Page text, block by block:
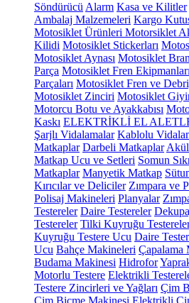
Söndürücü Alarm Kasa ve Kilitler
Ambalaj Malzemeleri Kargo
Motosiklet Ürünleri Motorsiklet
Kilidi Motosiklet Stickerları
Motosiklet Aynası Motosiklet
Parça Motosiklet Fren Ekipmanları
Parçaları Motosiklet Fren ve
Motosiklet Zinciri Motosiklet
Motorcu Botu ve Ayakkabısı
Kaskı ELEKTRİKLİ EL
Şarjlı Vidalamalar Kablolu
Matkaplar Darbeli Matkaplar
Matkap Ucu ve Setleri Somun
Matkaplar Manyetik Matkap
Kırıcılar ve Deliciler Zımpara ve
Polisaj Makineleri Planyalar
Testereler Daire Testereler
Testereler Tilki Kuyruğu
Kuyruğu Testere Ucu Daire
Ucu Bahçe Makineleri Çapalama
Budama Makinesi Hidrofor
Motorlu Testere Elektrikli
Testere Zincirleri ve Yağları Çim
Çim Biçme Makinesi Elektrikli